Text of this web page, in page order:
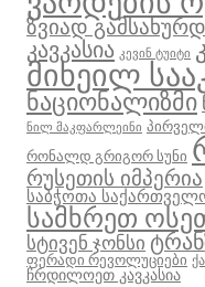
ზვიად
კავკასია კევინ ტუიტი
მიხეილ
ნაციონალიზმი
ნილ მაკფარლეინი
რონალდ გრიგორ სუნი
რუსეთის იმპერია
საბჭოთა
სამხრეთ
სტივენ ჯონსი
ფერადი რევოლუციები
ჩრდილოეთ კავკასია